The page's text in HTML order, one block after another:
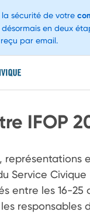
IFOP
représentations
Service Civique
entre les 16-25
responsables
la sécurité de votre
en deux
par email.